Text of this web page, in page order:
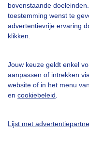
bovenstaande
toestemming wenst te
advertentievrije ervaring
klikken.
Jouw keuze geldt enkel
aanpassen of intrekken
website of in het menu
en cookiebeleid
Lijst met
Toegankelijkheid
Adverteren
Privacy beleid
Cookie beleid
Gratis weerdata